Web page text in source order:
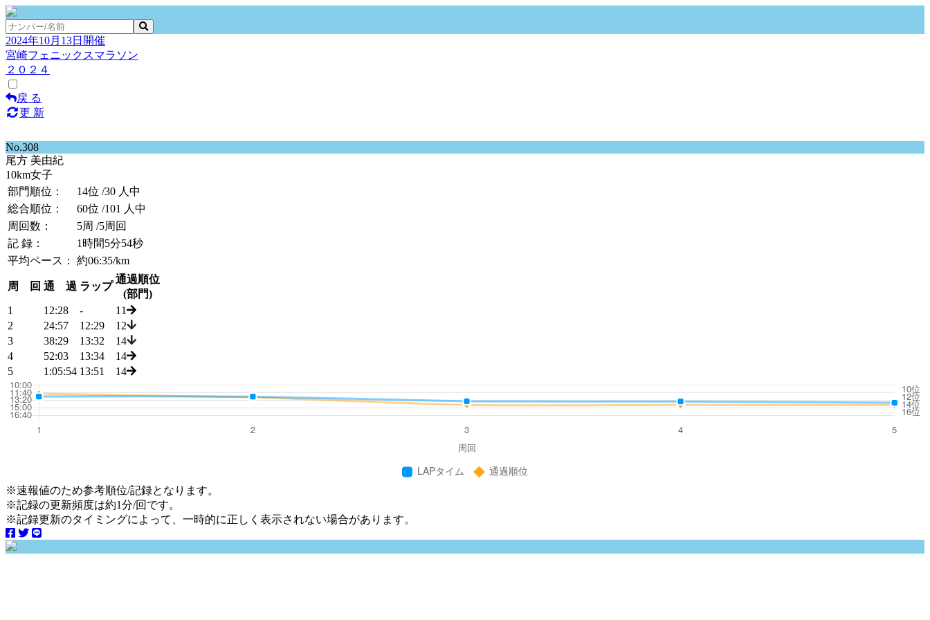
2024年10月13日開催
宮崎フェニックスマラソン
２０２４
戻 る
更 新
No.308
尾方 美由紀
10km女子
部門順位：
14位 /30 人中
総合順位：
60位 /101 人中
周回数：
5周 /5周回
記 録：
1時間5分54秒
平均ペース：
約06:35/km
周 回 通 過 ラップ
通過順位
(部門)
1
12:28 -
11
2
24:57 12:29
12
3
38:29 13:32
14
4
52:03 13:34
14
5
1:05:54 13:51 14
※速報値のため参考順位/記録となります。
※記録の更新頻度は約1分/回です。
※記録更新のタイミングによって、一時的に正しく表示されない場合があります。